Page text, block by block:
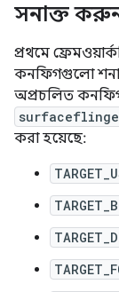
সনাক্ত
প্রথমে
কনফিগগুলো
অপ্রচলিত
করা হয়েছে: